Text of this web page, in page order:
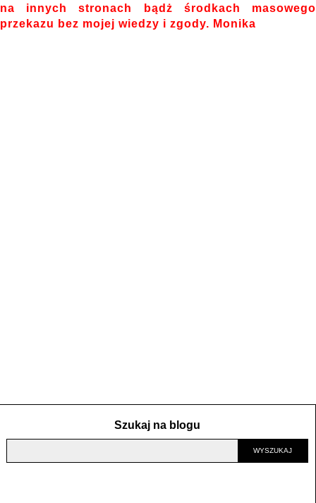
na innych stronach bądż środkach masowego
przekazu bez mojej wiedzy i zgody. Monika
Szukaj na blogu